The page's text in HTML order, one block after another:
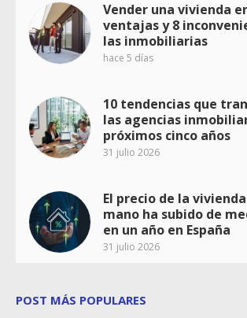
Vender una vivienda
ventajas y 8
las inmobiliarias
hace 5 días
10 tendencias que
las agencias
próximos cinco años
31 julio 2026
El precio de la
mano ha subido de
en un año en España
31 julio 2026
POST MÁS POPULARES